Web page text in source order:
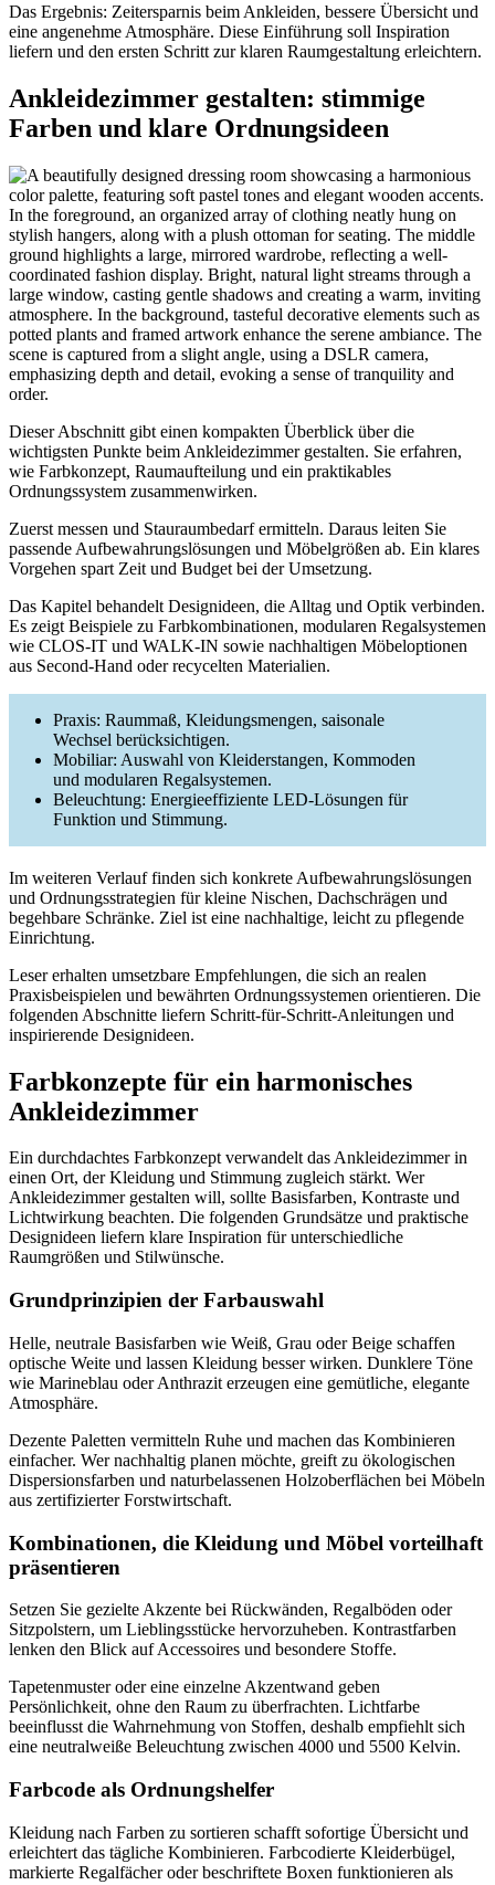
Das Ergebnis: Zeitersparnis beim Ankleiden, bessere Übersicht und
eine angenehme Atmosphäre. Diese Einführung soll Inspiration
liefern und den ersten Schritt zur klaren Raumgestaltung erleichtern.
Ankleidezimmer gestalten: stimmige
Farben und klare Ordnungsideen
Dieser Abschnitt gibt einen kompakten Überblick über die
wichtigsten Punkte beim Ankleidezimmer gestalten. Sie erfahren,
wie Farbkonzept, Raumaufteilung und ein praktikables
Ordnungssystem zusammenwirken.
Zuerst messen und Stauraumbedarf ermitteln. Daraus leiten Sie
passende Aufbewahrungslösungen und Möbelgrößen ab. Ein klares
Vorgehen spart Zeit und Budget bei der Umsetzung.
Das Kapitel behandelt Designideen, die Alltag und Optik verbinden.
Es zeigt Beispiele zu Farbkombinationen, modularen Regalsystemen
wie CLOS-IT und WALK-IN sowie nachhaltigen Möbeloptionen
aus Second‑Hand oder recycelten Materialien.
Praxis: Raummaß, Kleidungsmengen, saisonale
Wechsel berücksichtigen.
Mobiliar: Auswahl von Kleiderstangen, Kommoden
und modularen Regalsystemen.
Beleuchtung: Energieeffiziente LED-Lösungen für
Funktion und Stimmung.
Im weiteren Verlauf finden sich konkrete Aufbewahrungslösungen
und Ordnungsstrategien für kleine Nischen, Dachschrägen und
begehbare Schränke. Ziel ist eine nachhaltige, leicht zu pflegende
Einrichtung.
Leser erhalten umsetzbare Empfehlungen, die sich an realen
Praxisbeispielen und bewährten Ordnungssystemen orientieren. Die
folgenden Abschnitte liefern Schritt-für-Schritt-Anleitungen und
inspirierende Designideen.
Farbkonzepte für ein harmonisches
Ankleidezimmer
Ein durchdachtes Farbkonzept verwandelt das Ankleidezimmer in
einen Ort, der Kleidung und Stimmung zugleich stärkt. Wer
Ankleidezimmer gestalten will, sollte Basisfarben, Kontraste und
Lichtwirkung beachten. Die folgenden Grundsätze und praktische
Designideen liefern klare Inspiration für unterschiedliche
Raumgrößen und Stilwünsche.
Grundprinzipien der Farbauswahl
Helle, neutrale Basisfarben wie Weiß, Grau oder Beige schaffen
optische Weite und lassen Kleidung besser wirken. Dunklere Töne
wie Marineblau oder Anthrazit erzeugen eine gemütliche, elegante
Atmosphäre.
Dezente Paletten vermitteln Ruhe und machen das Kombinieren
einfacher. Wer nachhaltig planen möchte, greift zu ökologischen
Dispersionsfarben und naturbelassenen Holzoberflächen bei Möbeln
aus zertifizierter Forstwirtschaft.
Kombinationen, die Kleidung und Möbel vorteilhaft
präsentieren
Setzen Sie gezielte Akzente bei Rückwänden, Regalböden oder
Sitzpolstern, um Lieblingsstücke hervorzuheben. Kontrastfarben
lenken den Blick auf Accessoires und besondere Stoffe.
Tapetenmuster oder eine einzelne Akzentwand geben
Persönlichkeit, ohne den Raum zu überfrachten. Lichtfarbe
beeinflusst die Wahrnehmung von Stoffen, deshalb empfiehlt sich
eine neutralweiße Beleuchtung zwischen 4000 und 5500 Kelvin.
Farbcode als Ordnungshelfer
Kleidung nach Farben zu sortieren schafft sofortige Übersicht und
erleichtert das tägliche Kombinieren. Farbcodierte Kleiderbügel,
markierte Regalfächer oder beschriftete Boxen funktionieren als